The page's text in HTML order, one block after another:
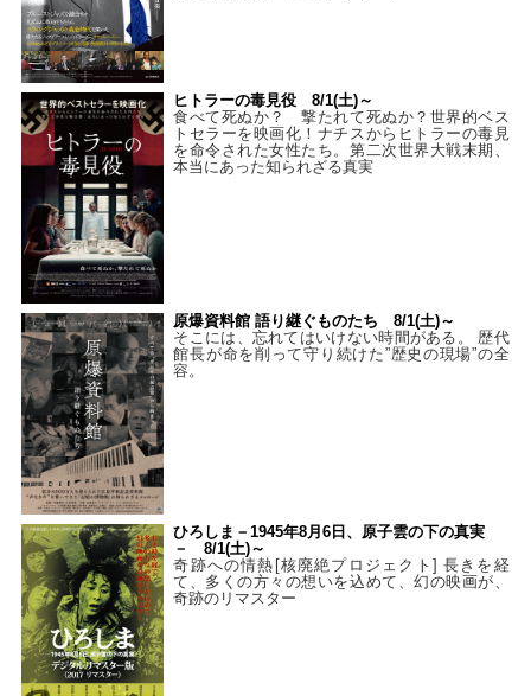
ヒトラーの毒見役 8/1(土)～
食べて死ぬか？ 撃たれて死ぬか？世界的ベス
トセラーを映画化！ナチスからヒトラーの毒見
を命令された女性たち。第二次世界大戦末期、
本当にあった知られざる真実
原爆資料館 語り継ぐものたち 8/1(土)～
そこには、忘れてはいけない時間がある。 歴代
館長が命を削って守り続けた”歴史の現場”の全
容。
ひろしま－1945年8月6日、原子雲の下の真実
－ 8/1(土)～
奇跡への情熱[核廃絶プロジェクト] 長きを経
て、多くの方々の想いを込めて、幻の映画が、
奇跡のリマスター